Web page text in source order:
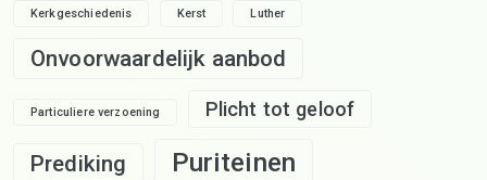
Kerkgeschiedenis Kerst Luther
Onvoorwaardelijk aanbod
Particuliere verzoening Plicht tot geloof
Prediking Puriteinen